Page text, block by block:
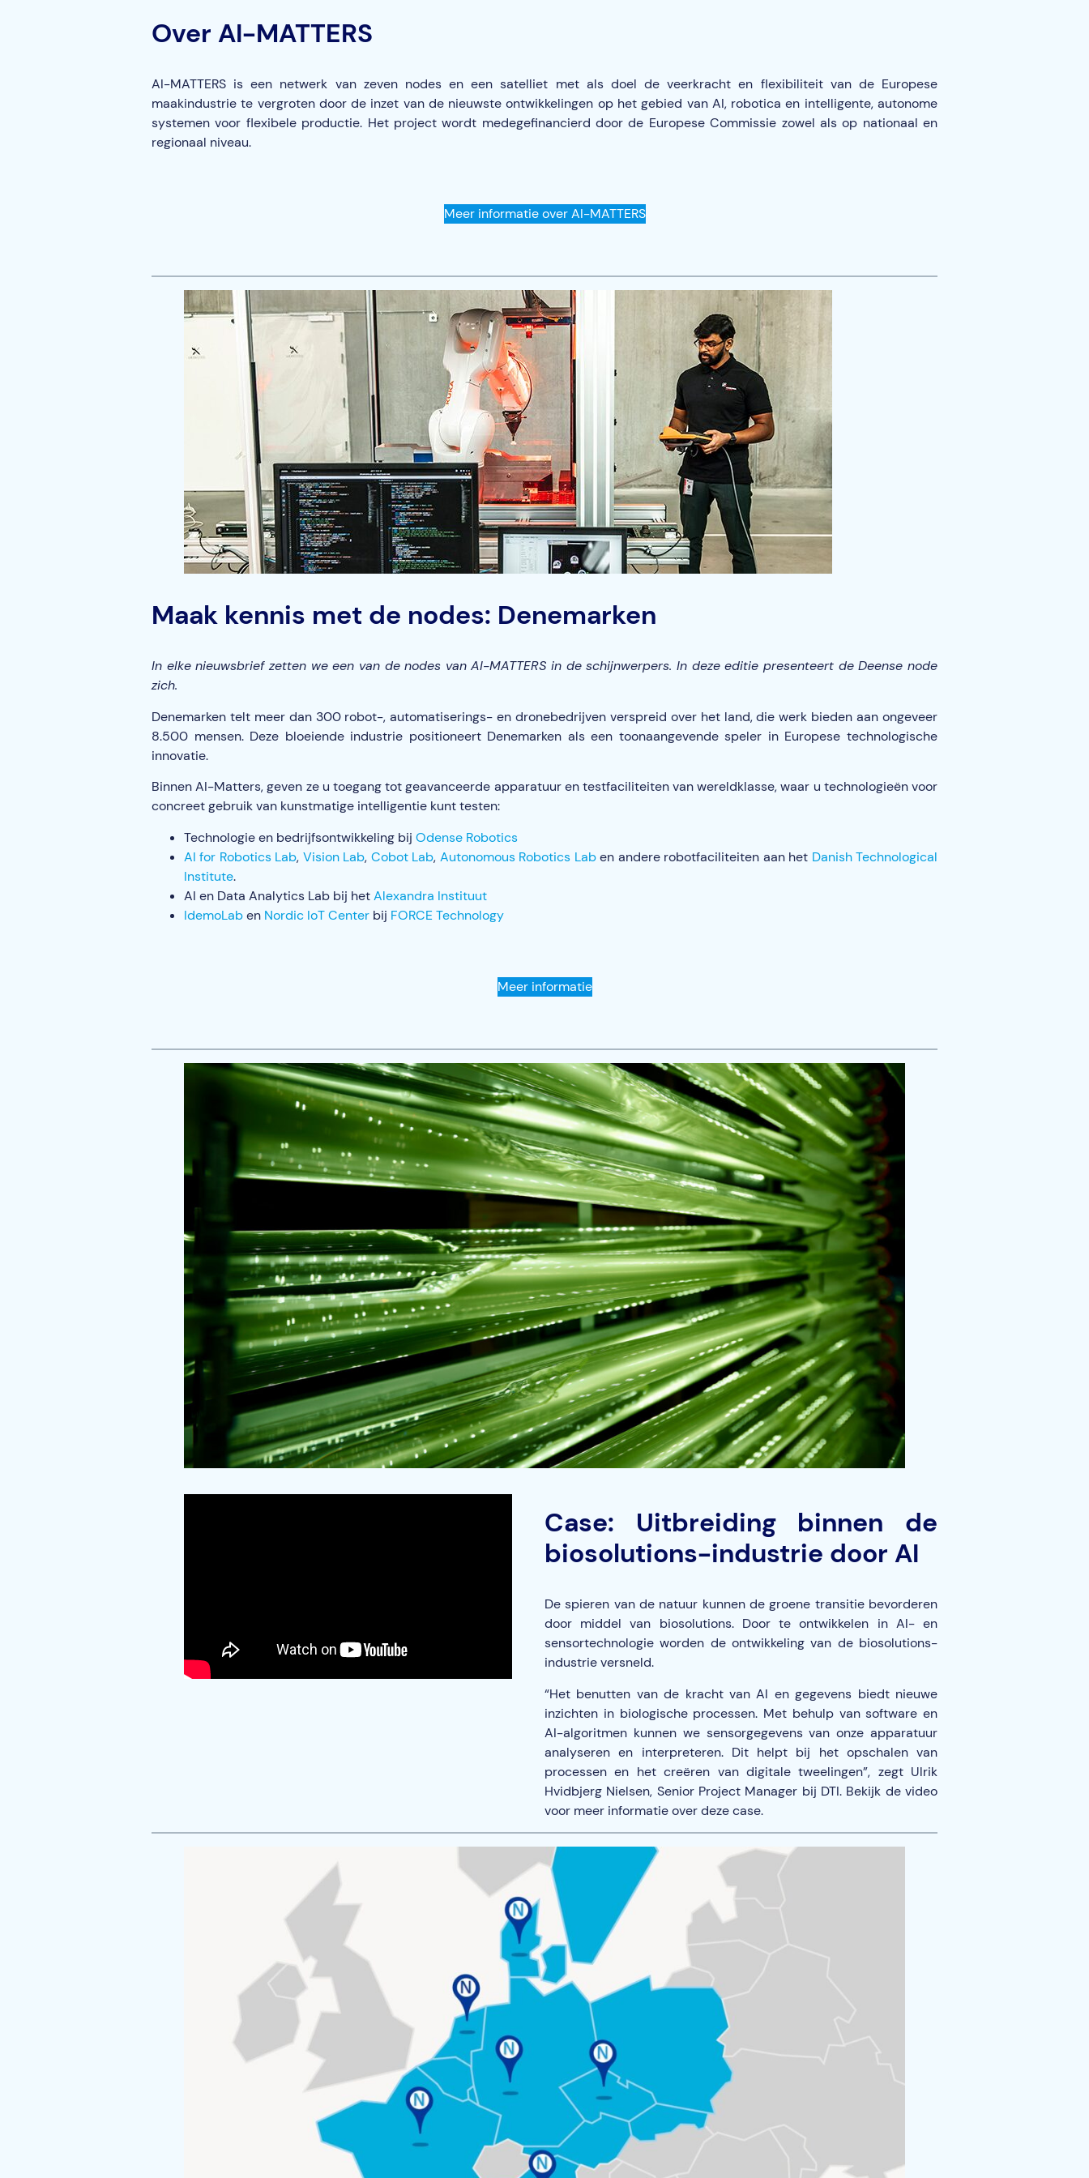
Over AI-MATTERS
AI-MATTERS is een netwerk van zeven nodes en een satelliet met als doel de veerkracht en flexibiliteit van de Europese
maakindustrie te vergroten door de inzet van de nieuwste ontwikkelingen op het gebied van AI, robotica en intelligente, autonome
systemen voor flexibele productie. Het project wordt medegefinancierd door de Europese Commissie zowel als op nationaal en
regionaal niveau.
Meer informatie over AI-MATTERS
Maak kennis met de nodes: Denemarken
In elke nieuwsbrief zetten we een van de nodes van AI-MATTERS in de schijnwerpers. In deze editie presenteert de Deense node
zich.
Denemarken telt meer dan 300 robot-, automatiserings- en dronebedrijven verspreid over het land, die werk bieden aan ongeveer
8.500 mensen. Deze bloeiende industrie positioneert Denemarken als een toonaangevende speler in Europese technologische
innovatie.
Binnen AI-Matters, geven ze u toegang tot geavanceerde apparatuur en testfaciliteiten van wereldklasse, waar u technologieën voor
concreet gebruik van kunstmatige intelligentie kunt testen:
Technologie en bedrijfsontwikkeling bij Odense Robotics
AI for Robotics Lab, Vision Lab, Cobot Lab, Autonomous Robotics Laben andere robotfaciliteiten aan het Danish Technological
Institute.
AI en Data Analytics Lab bij hetAlexandra Instituut
IdemoLaben Nordic IoT Center bij FORCE Technology
Meer informatie
Case: Uitbreiding binnen de
biosolutions-industrie door AI
De spieren van de natuur kunnen de groene transitie bevorderen
door middel van biosolutions. Door te ontwikkelen in AI- en
sensortechnologie worden de ontwikkeling van de biosolutions-
industrie versneld.
“Het benutten van de kracht van AI en gegevens biedt nieuwe
inzichten in biologische processen. Met behulp van software en
AI-algoritmen kunnen we sensorgegevens van onze apparatuur
analyseren en interpreteren. Dit helpt bij het opschalen van
processen en het creëren van digitale tweelingen”, zegt Ulrik
Hvidbjerg Nielsen, Senior Project Manager bij DTI. Bekijk de video
voor meer informatie over deze case.